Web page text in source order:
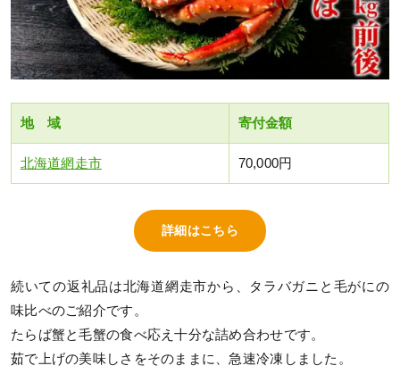
地 域 寄付金額
北海道網走市 70,000円
詳細はこちら
続いての返礼品は北海道網走市から、タラバガニと毛がにの
味比べのご紹介です。
たらば蟹と毛蟹の食べ応え十分な詰め合わせです。
茹で上げの美味しさをそのままに、急速冷凍しました。